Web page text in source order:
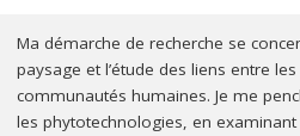
Ma démarche de recherche se
paysage et l’étude des liens entre
communautés humaines. Je me
les phytotechnologies, en